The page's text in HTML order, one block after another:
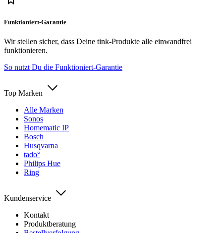
Funktioniert-Garantie
Wir stellen sicher, dass Deine tink-Produkte alle einwandfrei
funktionieren.
So nutzt Du die Funktioniert-Garantie
Top Marken
Alle Marken
Sonos
Homematic IP
Bosch
Husqvarna
tado°
Philips Hue
Ring
Kundenservice
Kontakt
Produktberatung